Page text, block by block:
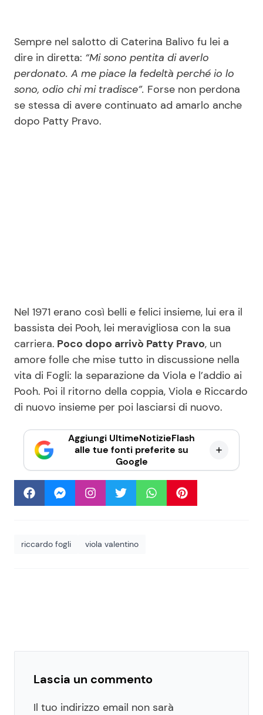
Sempre nel salotto di Caterina Balivo fu lei a
dire in diretta: “Mi sono pentita di averlo
perdonato. A me piace la fedeltà perché io lo
sono, odio chi mi tradisce”. Forse non perdona
se stessa di avere continuato ad amarlo anche
dopo Patty Pravo.
Nel 1971 erano così belli e felici insieme, lui era il
bassista dei Pooh, lei meravigliosa con la sua
carriera. Poco dopo arrivò Patty Pravo, un
amore folle che mise tutto in discussione nella
vita di Fogli: la separazione da Viola e l’addio ai
Pooh. Poi il ritorno della coppia, Viola e Riccardo
di nuovo insieme per poi lasciarsi di nuovo.
Aggiungi UltimeNotizieFlash
alle tue fonti preferite su
Google
riccardo fogli viola valentino
Lascia un commento
Il tuo indirizzo email non sarà